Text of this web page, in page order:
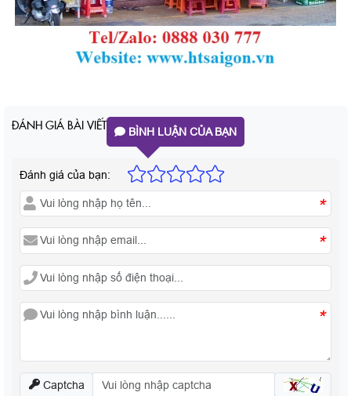
ĐÁNH GIÁ BÀI VIẾT BÌNH LUẬN CỦA BẠN
Đánh giá của bạn:
*
*
*
Captcha